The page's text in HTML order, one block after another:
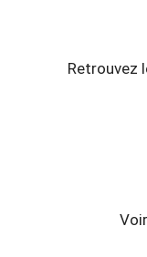
Retrouvez